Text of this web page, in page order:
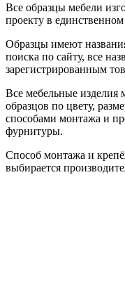
Все образцы мебели
проекту в единственном
Образцы имеют
поиска по сайту, все
зарегистрированным
Все мебельные изделия
образцов по цвету,
способами монтажа и
фурнитуры.
Способ монтажа и
выбирается